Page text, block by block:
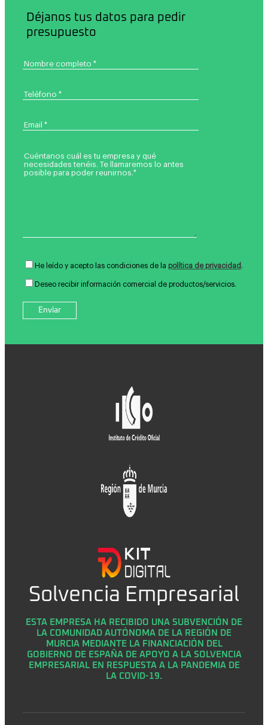
Déjanos tus datos para pedir
presupuesto
He leído y acepto las condiciones de la política de privacidad .
Deseo recibir información comercial de productos/servicios.
Solvencia Empresarial
ESTA EMPRESA HA RECIBIDO UNA SUBVENCIÓN DE
LA COMUNIDAD AUTÓNOMA DE LA REGIÓN DE
MURCIA MEDIANTE LA FINANCIACIÓN DEL
GOBIERNO DE ESPAÑA DE APOYO A LA SOLVENCIA
EMPRESARIAL EN RESPUESTA A LA PANDEMIA DE
LA COVID-19.